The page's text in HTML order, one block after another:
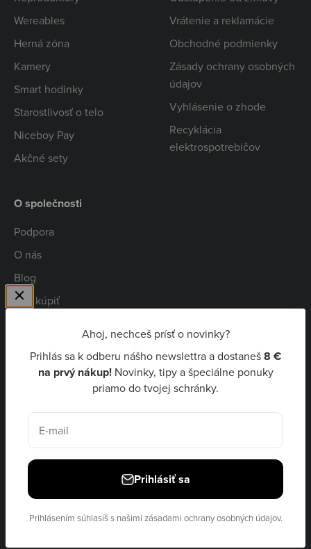
Ahoj, nechceš prísť o novinky?
Prihlás sa k odberu nášho newslettra a dostaneš8 €
na prvý nákup! Novinky, tipy a špeciálne ponuky
priamo do tvojej schránky.
E-mail
Prihlásiť sa
Prihlásením súhlasíš s našimi zásadami ochrany osobných údajov.
Wereables
Herná zóna
Kamery
Smart hodinky
Starostlivosť o telo
Niceboy Pay
Akčné sety
Vrátenie a reklamácie
Obchodné podmienky
Zásady ochrany osobných
údajov
Vyhlásenie o zhode
Recyklácia
elektrospotrebičov
O společnosti
Podpora
O nás
Blog
Kde kúpiť
Niceboy Pay
EUR €
© 2026, Niceboy · site by Ecommerce Pot